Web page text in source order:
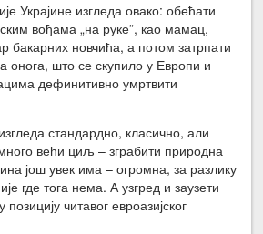
Украјине изгледа овако: обећати
вођама „на руке”, као мамац,
бакарних новчића, а потом затрпати
што се скупило у Европи и
дефинитивно умртвити
стандардно, класично, али
већи циљ – зграбити природна
још увек има – огромна, за разлику
где тога нема. А узгред и заузети
читавог евроазијског